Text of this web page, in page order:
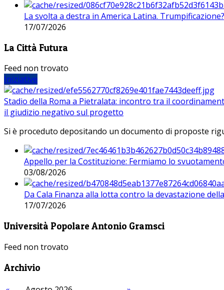
La svolta a destra in America Latina. Trumpificazione?
17/07/2026
La Città Futura
Feed non trovato
Iniziative
Stadio della Roma a Pietralata: incontro tra il
il giudizio negativo sul progetto
Si è proceduto depositando un documento di proposte
Appello per la Costituzione: Fermiamo lo
03/08/2026
Da Cala Finanza alla lotta contro la devastazione
17/07/2026
Università Popolare Antonio Gramsci
Feed non trovato
Archivio